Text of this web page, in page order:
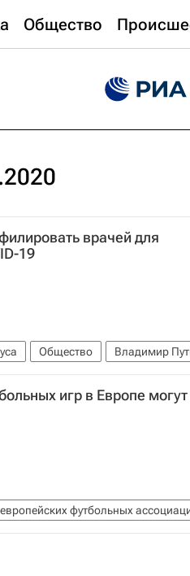
Общество
врачей для
19
Общество Владимир
Коронавирус COVID-19
игр в Европе могут
футбольных